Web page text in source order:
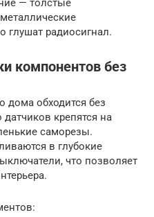
— толстые
глушат радиосигнал.
компонентов без
обходится без
крепятся на
саморезы.
в глубокие
что позволяет